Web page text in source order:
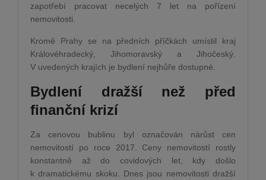
zapotřebí pracovat necelých 7 let na pořízení
nemovitosti.
Kromě Prahy se na předních příčkách umístil kraj
Královéhradecký, Jihomoravský a Jihočeský.
V uvedených krajích je bydlení nejhůře dostupné.
Bydlení dražší než před
finanční krizí
Za cenovou bublinu byl označován nárůst cen
nemovitostí po roce 2017. Ceny nemovitostí rostly
konstantně až do covidových let, kdy došlo
k dramatickému skoku. Dnes jsou nemovitosti dražší